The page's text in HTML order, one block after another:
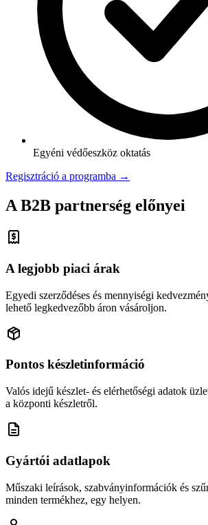
Egyéni védőeszköz oktatás
Regisztráció a programba →
A B2B partnerség előnyei
A legjobb piaci árak
Egyedi szerződéses és mennyiségi
lehető legkedvezőbb áron vásároljon.
Pontos készletinformáció
Valós idejű készlet- és elérhetőségi adatok
a központi készletről.
Gyártói adatlapok
Műszaki leírások, szabványinformációk és
minden termékhez, egy helyen.